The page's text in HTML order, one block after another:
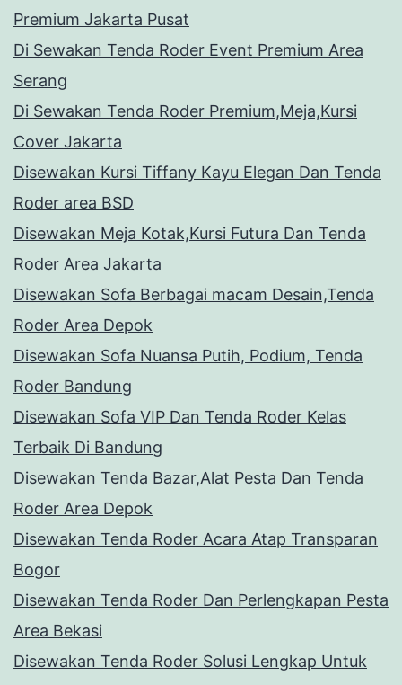
Premium Jakarta Pusat
Di Sewakan Tenda Roder Event Premium Area
Serang
Di Sewakan Tenda Roder Premium,Meja,Kursi
Cover Jakarta
Disewakan Kursi Tiffany Kayu Elegan Dan Tenda
Roder area BSD
Disewakan Meja Kotak,Kursi Futura Dan Tenda
Roder Area Jakarta
Disewakan Sofa Berbagai macam Desain,Tenda
Roder Area Depok
Disewakan Sofa Nuansa Putih, Podium, Tenda
Roder Bandung
Disewakan Sofa VIP Dan Tenda Roder Kelas
Terbaik Di Bandung
Disewakan Tenda Bazar,Alat Pesta Dan Tenda
Roder Area Depok
Disewakan Tenda Roder Acara Atap Transparan
Bogor
Disewakan Tenda Roder Dan Perlengkapan Pesta
Area Bekasi
Disewakan Tenda Roder Solusi Lengkap Untuk